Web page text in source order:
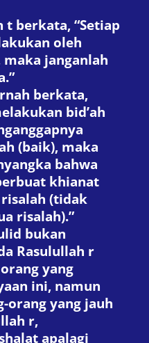
t berkata, “Setiap
oleh
maka janganlah
berkata,
bid’ah
(baik), maka
bahwa
khianat
(tidak
risalah).”
bukan
Rasulullah r
yang
ini, namun
orang yang jauh
r,
apalagi